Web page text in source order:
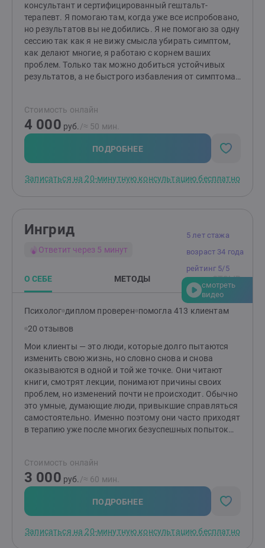
консультант и сертифицированный гештальт-
терапевт. Я помогаю там, когда уже все испробовано,
но результатов вы не добились. Я не помогаю за одну
сессию так как я не вижу смысла убирать симптом,
как делают многие, я работаю с корнем ваших
проблем. Только так можно добиться устойчивых
результатов, а не быстрого избавления от симптома.
апатия, усталость, отчаяние, одиночество,
подавленность, отсутствие энергии; — Детско-
родительские отношения; — Самоопределение,
самореализация, самопознание; — Проблемы с
самооценкой, неуверенность, неудовлетворенность
отношениях с партнером, расставание, развод; —
сложность в принятии решения, проблемы с
усталость; —Депрессия, панические атаки; —
Психосоматика; И с другими запросами. В своей
практике я придерживаюсь этических принципов
психолога, имею личную психотерапию и регулярную
супервизию. Кроме того, постоянно прохожу
обучения и повышаю свою квалификацию.
Стоимость онлайн
4 000 руб. /≈ 50 мин.
ПОДРОБНЕЕ
Записаться на 20-минутную консультацию бесплатно
5 лет стажа
возраст 34 года
рейтинг 5/5
смотреть
видео
Ингрид
Ответит через 5 минут
О СЕБЕ МЕТОДЫ ОТЗЫВ
Психолог диплом проверен помогла 413 клиентам
20 отзывов
Мои клиенты — это люди, которые долго пытаются
изменить свою жизнь, но словно снова и снова
оказываются в одной и той же точке. Они читают
книги, смотрят лекции, понимают причины своих
проблем, но изменений почти не происходит. Обычно
это умные, думающие люди, привыкшие справляться
самостоятельно. Именно поэтому они часто приходят
в терапию уже после многих безуспешных попыток
современном научно обоснованном направлении
психотерапии. Для меня терапия — это не
бесконечные разговоры, а совместная работа с
понятной целью, планом и постепенными
изменениями в жизни.
Стоимость онлайн
3 000 руб. /≈ 60 мин.
ПОДРОБНЕЕ
Записаться на 20-минутную консультацию бесплатно